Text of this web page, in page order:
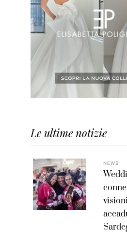
Le ultime notizie
NEWS